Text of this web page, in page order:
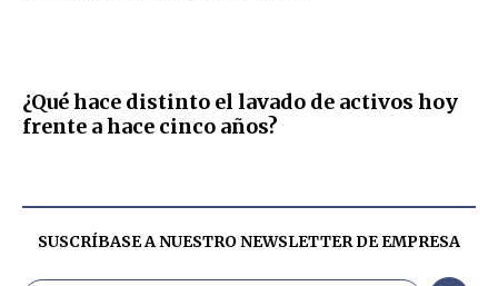
¿Qué hace distinto el lavado de activos hoy
frente a hace cinco años?
SUSCRÍBASE A NUESTRO NEWSLETTER DEEMPRESA